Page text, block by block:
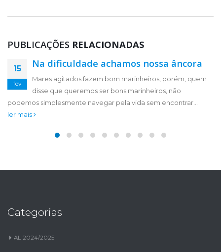
PUBLICAÇÕES RELACIONADAS
15
fev
Na dificuldade achamos nossa âncora
Mares agitados fazem bom marinheiros, porém, quem
disse que queremos ser bons marinheiros, não
podemos simplesmente navegar pela vida sem encontrar...
ler mais
23
jan
Viva, o ciclo é finito
Caro Companheiro LEO (CCLEO), imagine você no
ponto de partida da Estação LEO Clube, sentindo
borboletas no estômago, imagine você...ler mais
Categorias
AL 2024/2025